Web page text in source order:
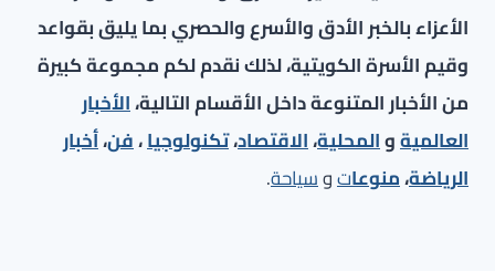
الأعزاء بالخبر الأدق والأسرع والحصري بما يليق بقواعد
وقيم الأسرة الكويتية، لذلك نقدم لكم مجموعة كبيرة
من الأخبار المتنوعة داخل الأقسام التالية،الأخبار
العالميةوالمحلية،الاقتصاد،تكنولوجيا،فن،أخبار
الرياضة،منوعاتوسياحة.